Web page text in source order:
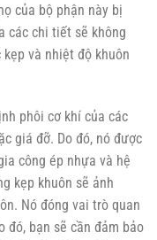
của bộ phận này bị
các chi tiết sẽ không
và nhiệt độ khuôn
phôi cơ khí của các
giá đỡ. Do đó, nó được
công ép nhựa và hệ
kẹp khuôn sẽ ảnh
Nó đóng vai trò quan
đó, bạn sẽ cần đảm bảo